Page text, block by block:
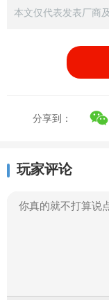
本文仅代表发表厂商
分享到：
玩家评论